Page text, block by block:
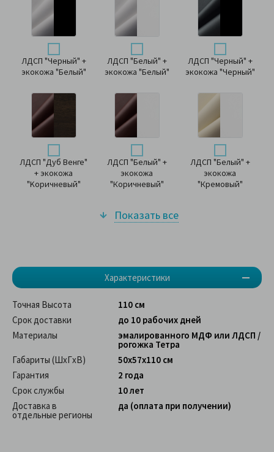
ЛДСП "Черный" +
экокожа "Белый"
ЛДСП "Белый" +
экокожа "Белый"
ЛДСП "Черный" +
экокожа "Черный"
ЛДСП "Дуб Венге"
+ экокожа
"Kоричневый"
ЛДСП "Белый" +
экокожа
"Коричневый"
ЛДСП "Белый" +
экокожа
"Кремовый"
Показать все
Характеристики
Точная Высота
110 см
Срок доставки
до 10 рабочих дней
Материалы
эмалированного МДФ или ЛДСП /
рогожка Тетра
Габариты (ШхГхВ)
50x57x110 см
Гарантия
2 года
Срок службы
10 лет
Доставка в
отдельные регионы
да (оплата при получении)